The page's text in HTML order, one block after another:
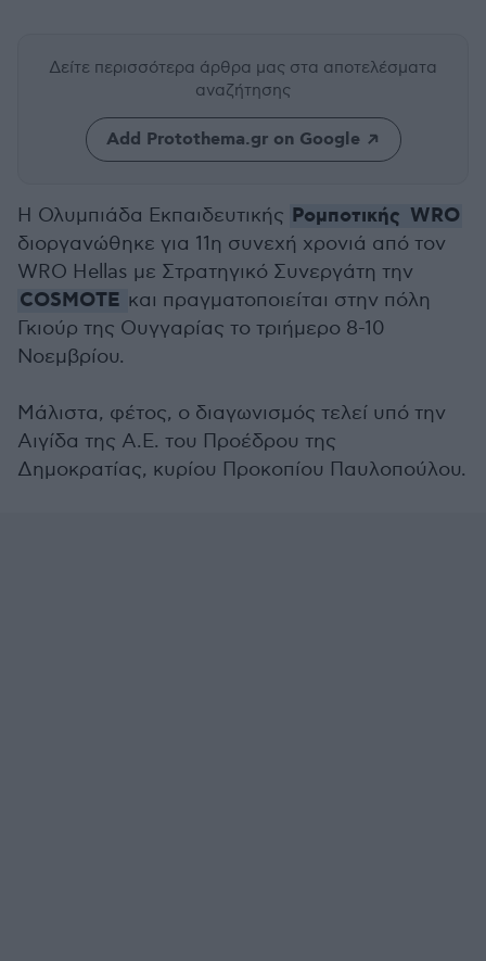
Δείτε περισσότερα άρθρα μας στα αποτελέσματα
αναζήτησης
Add Protothema.gr on Google
Η Ολυμπιάδα Εκπαιδευτικής Ρομποτικής WRO
διοργανώθηκε για 11η συνεχή χρονιά από τον
WRO Hellas με Στρατηγικό Συνεργάτη την
COSMOTE και πραγματοποιείται στην πόλη
Γκιούρ της Ουγγαρίας το τριήμερο 8-10
Νοεμβρίου.
Μάλιστα, φέτος, ο διαγωνισμός τελεί υπό την
Αιγίδα της Α.Ε. του Προέδρου της
Δημοκρατίας, κυρίου Προκοπίου Παυλοπούλου.